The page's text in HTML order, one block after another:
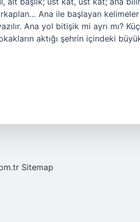
Ana ile başlayan kelimeler
Ana yol bitişik mi ayrı mı?
aktığı şehrin içindeki
Sitemap